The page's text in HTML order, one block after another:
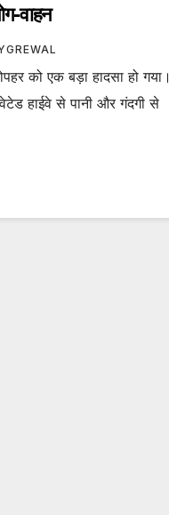
वाहन
को एक बड़ा हादसा हो गया।
हाईवे से पानी और गंदगी से